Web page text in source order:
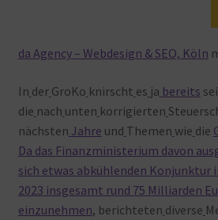
Warenkorb
da Agency – Webdesign & SEO, Köln
In der GroKo knirscht es ja bereits
die nach unten korrigierten
nächsten Jahre und Themen wie die
Da das Finanzministerium davon
sich etwas abkühlenden Konjunktur
2023 insgesamt rund 75 Milliarden
einzunehmen, berichteten diverse